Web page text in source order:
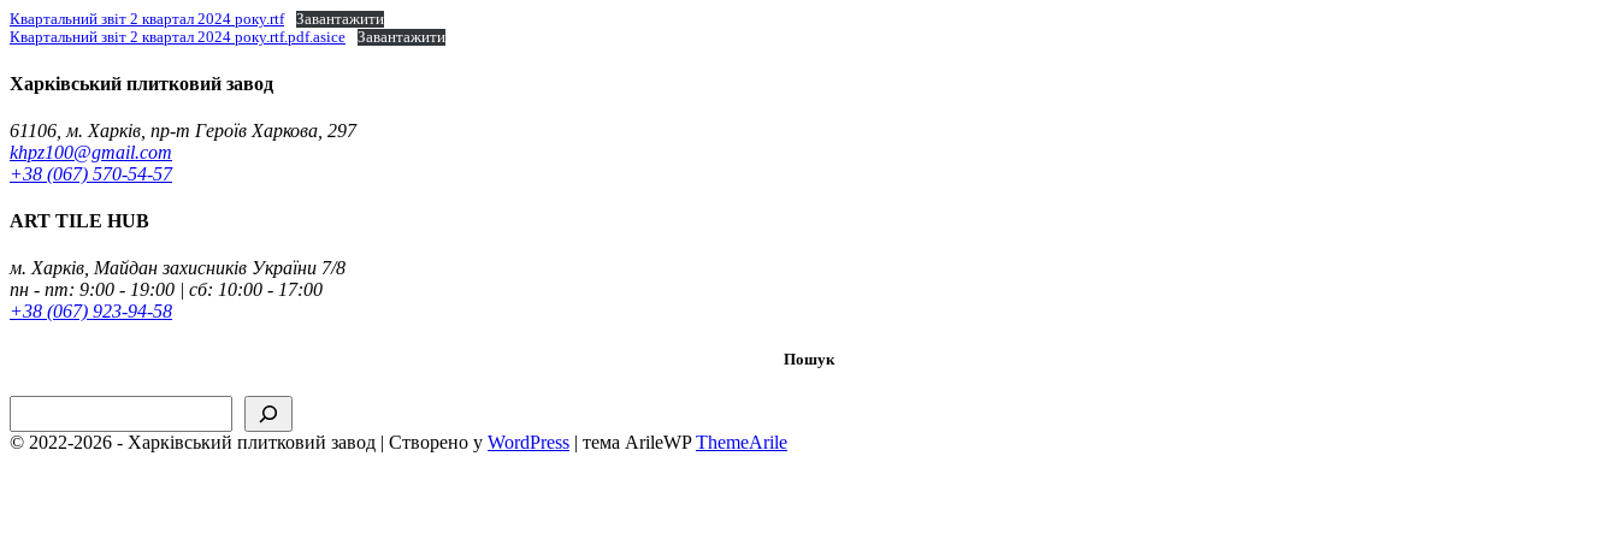
Квартальний звіт 2 квартал 2024 року.rtf
Завантажити
Квартальний звіт 2 квартал 2024 року.rtf.pdf.asice
Завантажити
Харківський плитковий завод
61106, м. Харків, пр-т Героїв Харкова, 297
khpz100@gmail.com
+38 (067) 570-54-57
ART TILE HUB
м. Харків, Майдан захисників України 7/8
пн - пт: 9:00 - 19:00 | сб: 10:00 - 17:00
+38 (067) 923-94-58
Пошук
© 2022-2026 - Харківський плитковий завод | Створено у WordPress | тема ArileWPThemeArile